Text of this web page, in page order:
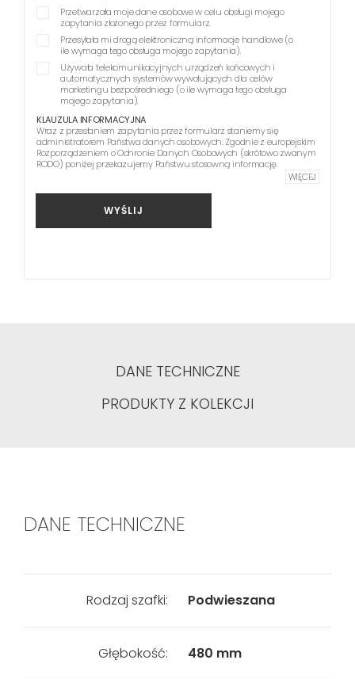
Przetwarzała moje dane osobowe w celu obsługi mojego
zapytania złożonego przez formularz.
Przesyłała mi drogą elektroniczną informacje handlowe (o
ile wymaga tego obsługa mojego zapytania).
Używała telekomunikacyjnych urządzeń końcowych i
automatycznych systemów wywołujących dla celów
marketingu bezpośredniego (o ile wymaga tego obsługa
mojego zapytania).
KLAUZULA INFORMACYJNA
Wraz z przesłaniem zapytania przez formularz staniemy się
administratorem Państwa danych osobowych. Zgodnie z europejskim
Rozporządzeniem o Ochronie Danych Osobowych (skrótowo zwanym
RODO) poniżej przekazujemy Państwu stosowną informację.
WIĘCEJ
WYŚLIJ
DANE TECHNICZNE
PRODUKTY Z KOLEKCJI
DANE TECHNICZNE
Rodzaj szafki: Podwieszana
Głębokość: 480 mm